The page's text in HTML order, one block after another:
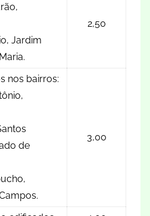
Jardim
2,50
nos bairros:
de
3,00